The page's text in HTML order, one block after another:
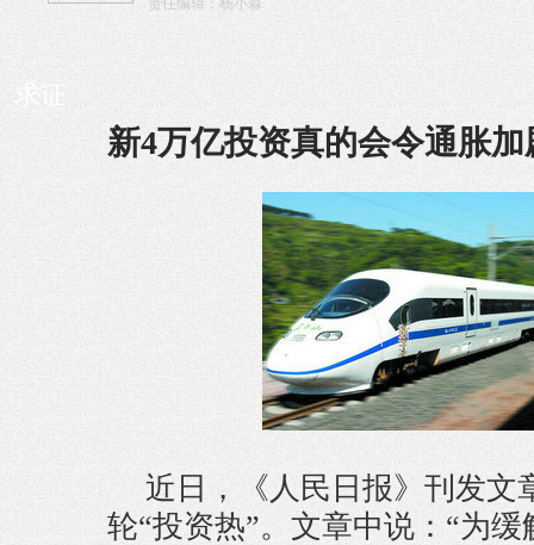
责任编辑：杨小淼
求证
新4万亿投资真的会令通胀加
近日，《人民日报》刊发文
轮“投资热”。文章中说：“为